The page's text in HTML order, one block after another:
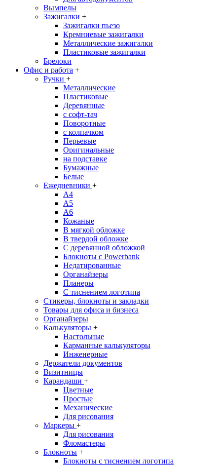
Вымпелы
Зажигалки +
Зажигалки пьезо
Кремниевые зажигалки
Металлические зажигалки
Пластиковые зажигалки
Брелоки
Офис и работа +
Ручки +
Металлические
Пластиковые
Деревянные
с софт-тач
Поворотные
с колпачком
Перьевые
Оригинальные
на подставке
Бумажные
Белые
Ежедневники +
A4
A5
A6
Кожаные
В мягкой обложке
В твердой обложке
С деревянной обложкой
Блокноты с Powerbank
Недатированные
Органайзеры
Планеры
С тиснением логотипа
Стикеры, блокноты и закладки
Товары для офиса и бизнеса
Органайзеры
Калькуляторы +
Настольные
Карманные калькуляторы
Инженерные
Держатели документов
Визитницы
Карандаши +
Цветные
Простые
Механические
Для рисования
Маркеры +
Для рисования
Фломастеры
Блокноты +
Блокноты с тиснением логотипа